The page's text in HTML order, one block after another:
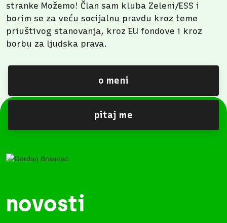
stranke Možemo! Član sam kluba Zeleni/ESS i
borim se za veću socijalnu pravdu kroz teme
priuštivog stanovanja, kroz EU fondove i kroz
borbu za ljudska prava.
o meni
pitaj me
novosti